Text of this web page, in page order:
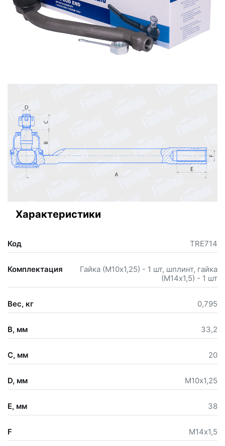
Характеристики
Код TRE714
Комплектация
Гайка (М10х1,25) - 1 шт, шплинт, гайка
(М14х1,5) - 1 шт
Вес, кг 0,795
B, мм 33,2
C, мм 20
D, мм М10х1,25
E, мм 38
F М14х1,5